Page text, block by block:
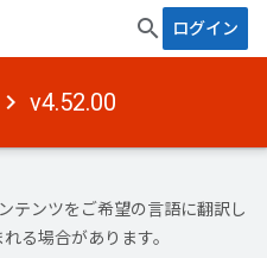
ログイン
v4.52.00
テンツをご希望の言語に翻訳し
る場合があります。